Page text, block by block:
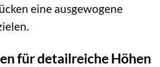
eine ausgewogene
für detailreiche Höhen